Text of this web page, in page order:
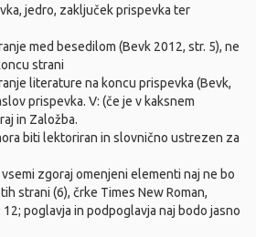
jedro, zaključek prispevka ter
med besedilom (Bevk 2012, str. 5), ne
strani
literature na koncu prispevka (Bevk,
prispevka. V: (če je v kaksnem
in Založba.
biti lektoriran in slovnično ustrezen za
zgoraj omenjeni elementi naj ne bo
strani (6), črke Times New Roman,
poglavja in podpoglavja naj bodo jasno